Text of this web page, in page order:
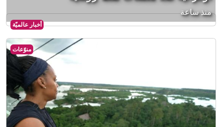
أخبار عالميّة
منذ ساعة
منوّعات